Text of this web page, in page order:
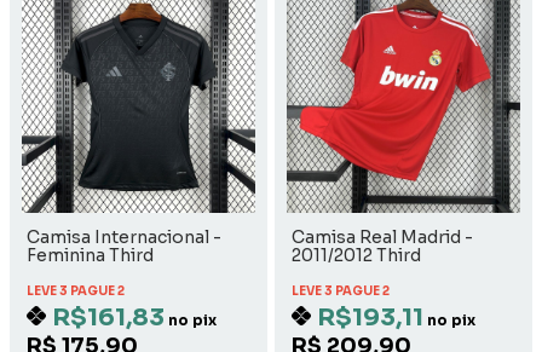
Camisa Internacional -
Feminina Third
LEVE 3 PAGUE 2
R$161,83 no pix
R$ 175,90
Camisa Real Madrid -
2011/2012 Third
LEVE 3 PAGUE 2
R$193,11 no pix
R$ 209,90